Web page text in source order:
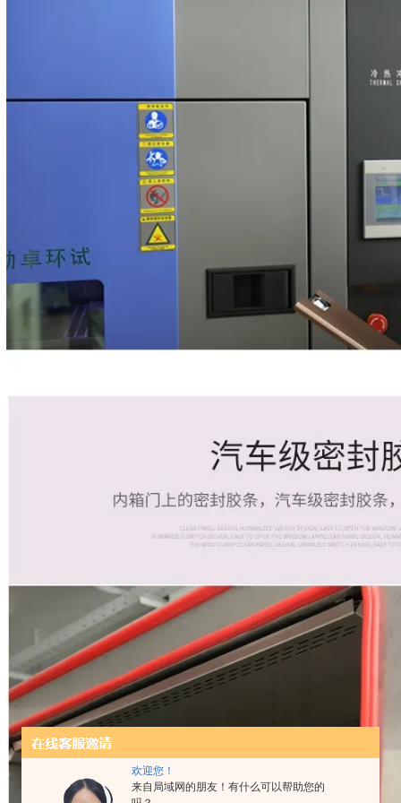
欢迎您！
来自局域网的朋友！有什么可以帮助您的